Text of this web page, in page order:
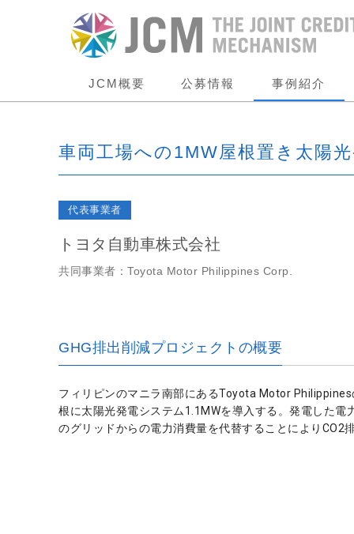
JCM概要 公募情報 事例紹介
車両工場への1MW屋根置き太陽
代表事業者
トヨタ自動車株式会社
共同事業者：Toyota Motor Philippines Corp.
GHG排出削減プロジェクトの概要
フィリピンのマニラ南部にあるToyota Motor
根に太陽光発電システム1.1MWを導入する。発電した電
のグリッドからの電力消費量を代替することによりCO2